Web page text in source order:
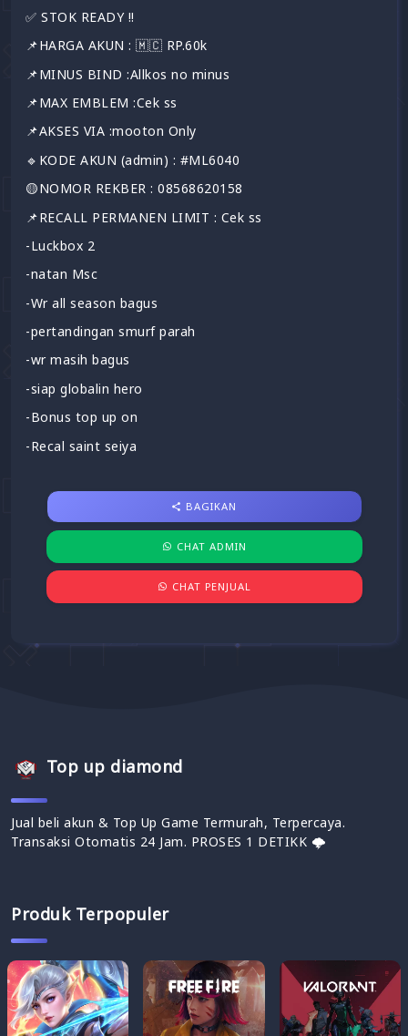
✅️ STOK READY !!
📌HARGA AKUN : 🇲🇨 RP.60k
📌MINUS BIND :Allkos no minus
📌MAX EMBLEM :Cek ss
📌AKSES VIA :mooton Only
🔹KODE AKUN (admin) : #ML6040
🟡NOMOR REKBER : 08568620158
📌RECALL PERMANEN LIMIT : Cek ss
-Luckbox 2
-natan Msc
-Wr all season bagus
-pertandingan smurf parah
-wr masih bagus
-siap globalin hero
-Bonus top up on
-Recal saint seiya
BAGIKAN
CHAT ADMIN
CHAT PENJUAL
Top up diamond
Jual beli akun & Top Up Game Termurah, Terpercaya.
Transaksi Otomatis 24 Jam. PROSES 1 DETIKK 🌩
Produk Terpopuler